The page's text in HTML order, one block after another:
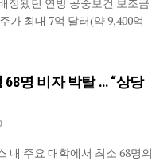
가 최대 7억 달러(약 9,400억
명 비자 박탈 … “상당
내 주요 대학에서 최소 68명의